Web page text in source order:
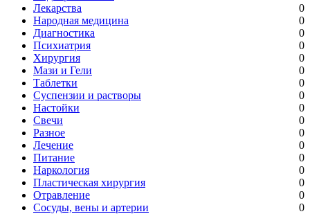
Лекарства
0
Народная медицина
0
Диагностика
0
Психиатрия
0
Хирургия
0
Мази и Гели
0
Таблетки
0
Суспензии и растворы
0
Настойки
0
Свечи
0
Разное
0
Лечение
0
Питание
0
Наркология
0
Пластическая хирургия
0
Отравление
0
Сосуды, вены и артерии
0